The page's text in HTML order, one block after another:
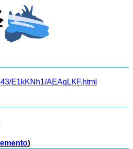
E1kKNh1/AEAqLKF.html
)